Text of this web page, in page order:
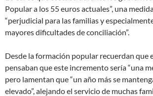
Popular a los 55 euros actuales”, una
“perjudicial para las familias y
mayores dificultades de conciliación”.
Desde la formación popular recuerdan que
pensaban que este incremento sería “una
pero lamentan que “un año más se
elevado”, alejando el servicio de muchas